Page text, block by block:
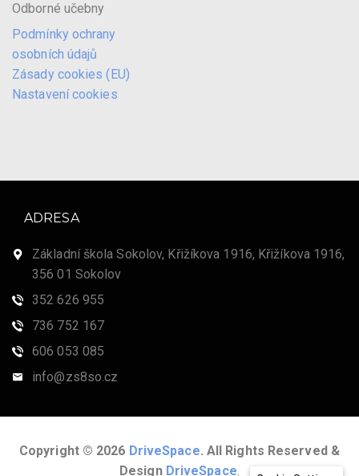
Odborné učebny
Podmínky ochrany
osobních údajů
Zásady cookies (EU)
Nastavení cookies
ADRESA
Základní škola Sokolov, Křižíkova 1916, Křižíkova 1916,
356 01 Sokolov
352 626 955
736 752 167
606 053 085
info@zs8so.cz
Copyright © 2026 DriveSpace. All Rights Reserved &
Design DriveSpace.